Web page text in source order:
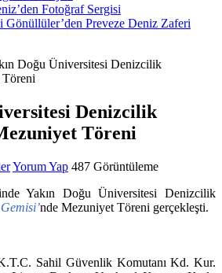
Fotoğraf Sergisi
Preveze Deniz Zaferi
Doğu Üniversitesi Denizcilik
Töreni
Denizcilik
Töreni
Yorum Yap 487 Görüntüleme
Yakın Doğu Üniversitesi Denizcilik
nde Mezuniyet Töreni gerçekleşti.
Sahil Güvenlik Komutanı Kd. Kur.